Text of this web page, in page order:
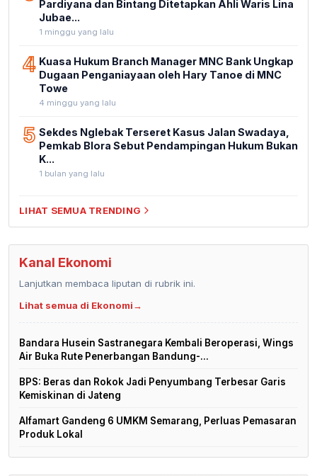
Pardiyana dan Bintang Ditetapkan Ahli Waris Lina
Jubae...
1 minggu yang lalu
4 Kuasa Hukum Branch Manager MNC Bank Ungkap
Dugaan Penganiayaan oleh Hary Tanoe di MNC
Towe
4 minggu yang lalu
5 Sekdes Nglebak Terseret Kasus Jalan Swadaya,
Pemkab Blora Sebut Pendampingan Hukum Bukan
K...
1 bulan yang lalu
LIHAT SEMUA TRENDING
Kanal Ekonomi
Lanjutkan membaca liputan di rubrik ini.
Lihat semua di Ekonomi→
Bandara Husein Sastranegara Kembali Beroperasi, Wings
Air Buka Rute Penerbangan Bandung-...
BPS: Beras dan Rokok Jadi Penyumbang Terbesar Garis
Kemiskinan di Jateng
Alfamart Gandeng 6 UMKM Semarang, Perluas Pemasaran
Produk Lokal